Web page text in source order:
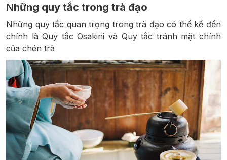
Những quy tắc trong trà đạo
Những quy tắc quan trọng trong trà đạo có thể kể đến
chính là Quy tắc Osakini và Quy tắc tránh mặt chính
của chén trà